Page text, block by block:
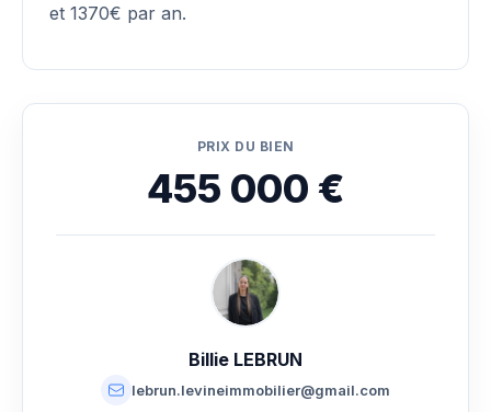
et 1370€ par an.
PRIX DU BIEN
455 000 €
Billie LEBRUN
lebrun.levineimmobilier@gmail.com